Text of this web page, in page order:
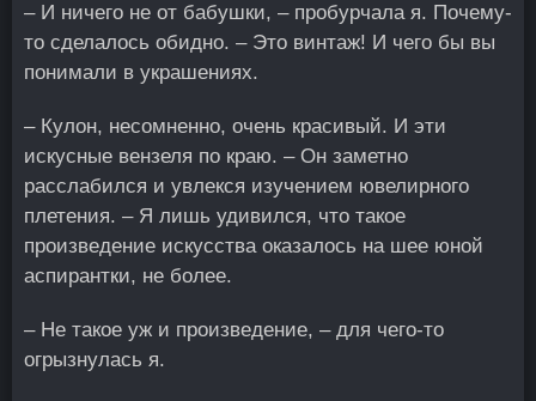
– И ничего не от бабушки, – пробурчала я. Почему-
то сделалось обидно. – Это винтаж! И чего бы вы
понимали в украшениях.
– Кулон, несомненно, очень красивый. И эти
искусные вензеля по краю. – Он заметно
расслабился и увлекся изучением ювелирного
плетения. – Я лишь удивился, что такое
произведение искусства оказалось на шее юной
аспирантки, не более.
– Не такое уж и произведение, – для чего-то
огрызнулась я.